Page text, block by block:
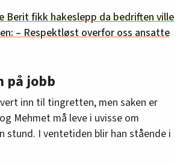
Berit fikk hakeslepp da bedriften ville
– Respektløst overfor oss ansatte
på jobb
inn til tingretten, men saken er
Mehmet må leve i uvisse om
stund. I ventetiden blir han stående i